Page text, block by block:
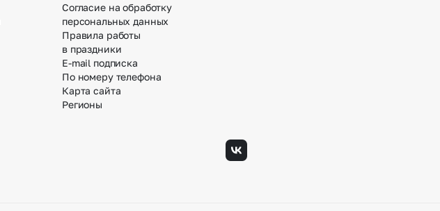
Согласие на обработку
персональных данных
Правила работы
в праздники
E-mail подписка
По номеру телефона
Карта сайта
Регионы